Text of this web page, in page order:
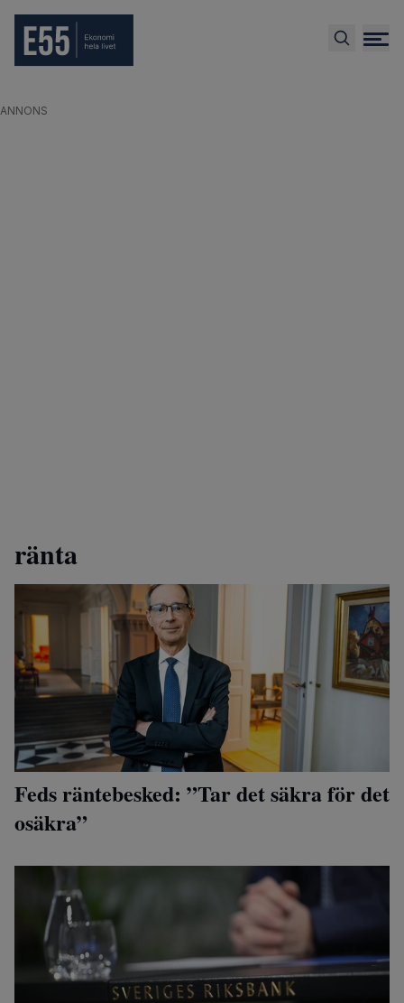
ANNONS
ränta
Feds räntebesked: ”Tar det säkra för det
osäkra”